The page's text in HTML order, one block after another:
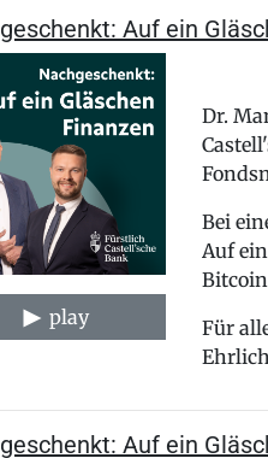
Auf ein
play
Dr.
Bei
Auf
Für
Auf ein